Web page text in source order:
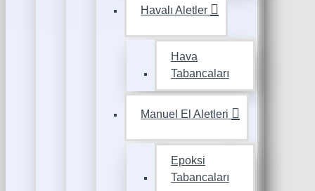
Havalı Aletler
Hava
Tabancaları
Manuel El Aletleri
Epoksi
Tabancaları